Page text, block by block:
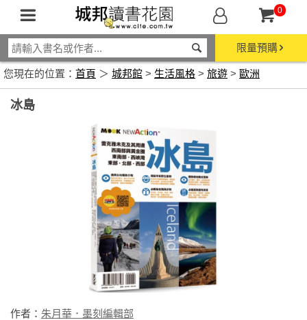
0
限量預購
您現在的位置： 首頁 ＞ 城邦館 > 生活風格 > 旅遊 > 歐洲
冰島
作者： 朱月華．墨刻編輯部